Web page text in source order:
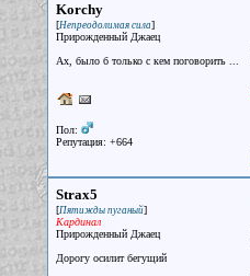
Korchy
[Непреодолимая сила]
Прирожденный Джаец
Ах, было б только с кем поговорить ...
Пол:
Репутация: +664
Strax5
[Пятижды пуганый]
Кардинал
Прирожденный Джаец
Дорогу осилит бегущий